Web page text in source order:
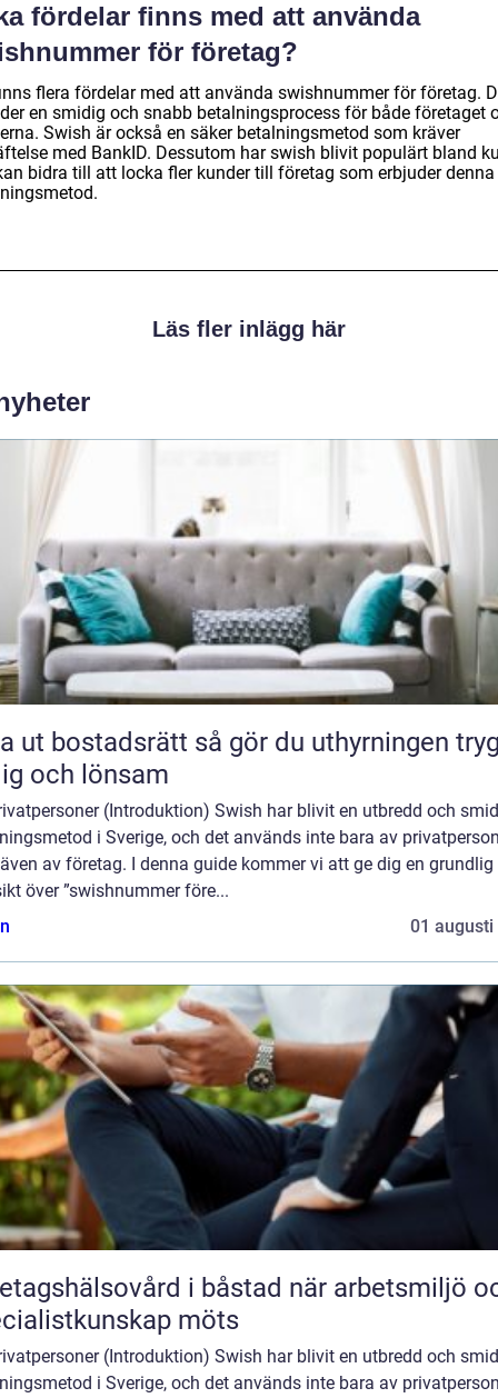
fördelar finns med att använda
för företag?
flera fördelar med att använda swishnummer för företag.
en smidig och snabb betalningsprocess för både företaget
Swish är också en säker betalningsmetod som kräver
med BankID. Dessutom har swish blivit populärt bland
bidra till att locka fler kunder till företag som erbjuder denna
Läs fler inlägg här
så gör du uthyrningen trygg,
och lönsam
(Introduktion) Swish har blivit en utbredd och
i Sverige, och det används inte bara av
av företag. I denna guide kommer vi att ge dig en grundlig
över ”swishnummer före...
01 augusti
i båstad när arbetsmiljö och
möts
(Introduktion) Swish har blivit en utbredd och
i Sverige, och det används inte bara av